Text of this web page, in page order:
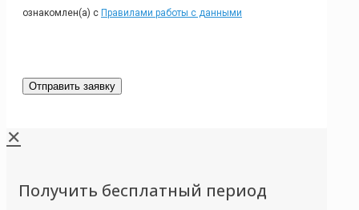
ознакомлен(а) с Правилами работы с данными
✕
Получить бесплатный период